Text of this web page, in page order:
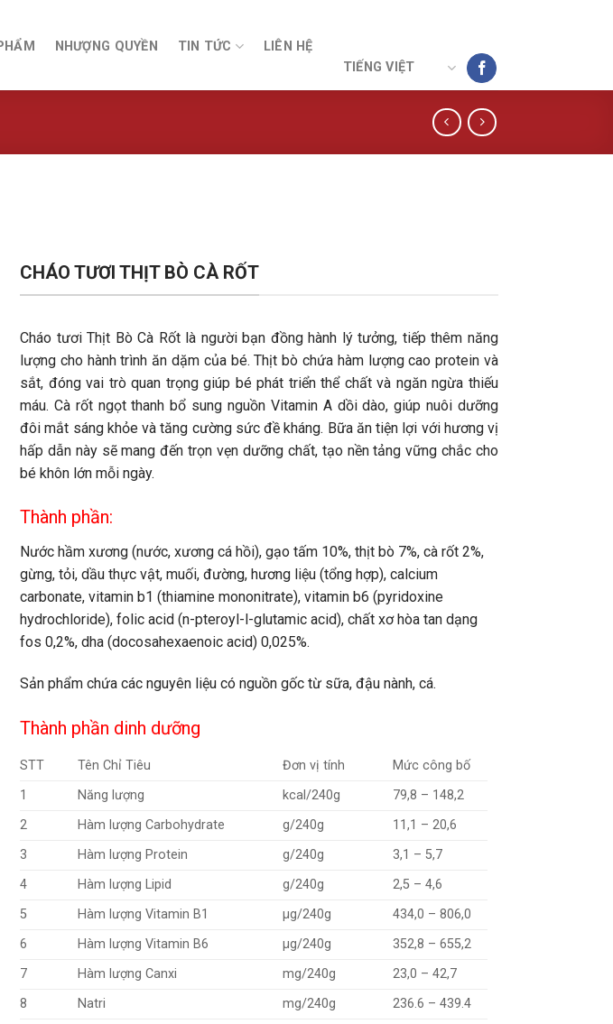
NHƯỢNG QUYỀN TIN TỨC
LIÊN HỆ
TIẾNG VIỆT
CHÁO TƯƠI THỊT BÒ CÀ RỐT
Cháo tươi Thịt Bò Cà Rốt là người bạn đồng hành lý tưởng, tiếp thêm năng
lượng cho hành trình ăn dặm của bé. Thịt bò chứa hàm lượng cao protein và
sắt, đóng vai trò quan trọng giúp bé phát triển thể chất và ngăn ngừa thiếu
máu. Cà rốt ngọt thanh bổ sung nguồn Vitamin A dồi dào, giúp nuôi dưỡng
đôi mắt sáng khỏe và tăng cường sức đề kháng. Bữa ăn tiện lợi với hương vị
hấp dẫn này sẽ mang đến trọn vẹn dưỡng chất, tạo nền tảng vững chắc cho
bé khôn lớn mỗi ngày.
Thành phần:
Nước hầm xương (nước, xương cá hồi), gạo tấm 10%, thịt bò 7%, cà rốt 2%,
gừng, tỏi, dầu thực vật, muối, đường, hương liệu (tổng hợp), calcium
carbonate, vitamin b1 (thiamine mononitrate), vitamin b6 (pyridoxine
hydrochloride), folic acid (n-pteroyl-l-glutamic acid), chất xơ hòa tan dạng
fos 0,2%, dha (docosahexaenoic acid) 0,025%.
Sản phẩm chứa các nguyên liệu có nguồn gốc từ sữa, đậu nành, cá.
Thành phần dinh dưỡng
STT Tên Chỉ Tiêu Đơn vị tính
Mức công bố
1
Năng lượng kcal/240g
79,8 – 148,2
2
Hàm lượng Carbohydrate g/240g
11,1 – 20,6
3
Hàm lượng Protein g/240g
3,1 – 5,7
4
Hàm lượng Lipid g/240g
2,5 – 4,6
5
Hàm lượng Vitamin B1 µg/240g
434,0 – 806,0
6
Hàm lượng Vitamin B6 µg/240g
352,8 – 655,2
7
Hàm lượng Canxi mg/240g
23,0 – 42,7
8
Natri mg/240g
236.6 – 439.4